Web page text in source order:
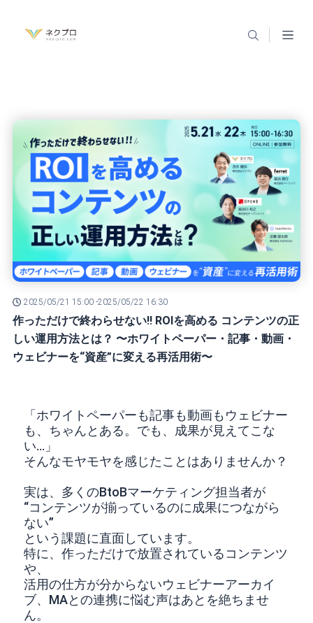
2025/05/21 15:00 -2025/05/22 16:30
作っただけで終わらせない!! ROIを高める コンテンツの正
しい運用方法とは？ 〜ホワイトペーパー・記事・動画・
ウェビナーを“資産”に変える再活用術〜
「ホワイトペーパーも記事も動画もウェビナー
も、ちゃんとある。でも、成果が見えてこな
い…」
そんなモヤモヤを感じたことはありませんか？
実は、多くのBtoBマーケティング担当者が
“コンテンツが揃っているのに成果につながら
ない”
という課題に直面しています。
特に、作っただけで放置されているコンテンツ
や、
活用の仕方が分からないウェビナーアーカイ
ブ、MAとの連携に悩む声はあとを絶ちませ
ん。